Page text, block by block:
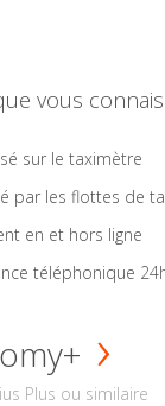
vous
sur le taximètre
par les flottes de
en et hors ligne
téléphonique
Plus ou similaire